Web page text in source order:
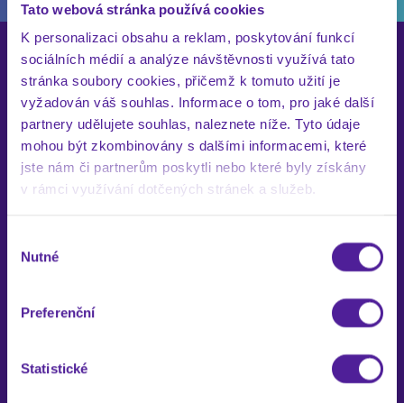
Tato webová stránka používá cookies
K personalizaci obsahu a reklam, poskytování funkcí
sociálních médií a analýze návštěvnosti využívá tato
stránka soubory cookies, přičemž k tomuto užití je
vyžadován váš souhlas. Informace o tom, pro jaké další
partnery udělujete souhlas, naleznete níže. Tyto údaje
mohou být zkombinovány s dalšími informacemi, které
jste nám či partnerům poskytli nebo které byly získány
v rámci využívání dotčených stránek a služeb.
souhlasu
Nutné
Preferenční
Statistické
PRODUKTOVÉ